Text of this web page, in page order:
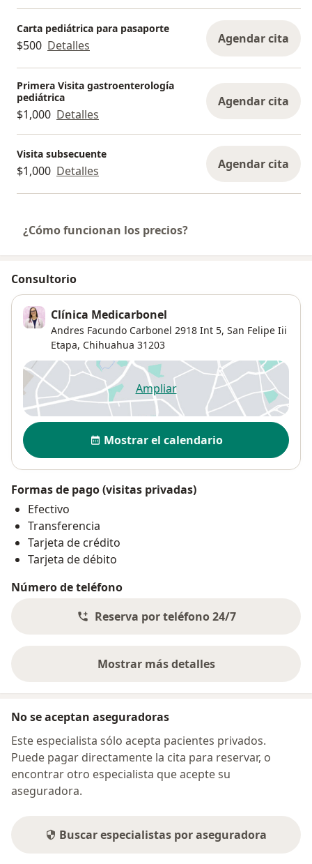
Carta pediátrica para pasaporte
$500 Detalles Agendar cita
Primera Visita gastroenterología
pediátrica
$1,000 Detalles
Agendar cita
Visita subsecuente
$1,000 Detalles Agendar cita
¿Cómo funcionan los precios?
Consultorio
Clínica Medicarbonel
Andres Facundo Carbonel 2918 Int 5, San Felipe Iii
Etapa, Chihuahua 31203
Ampliarse abre en una nueva
Disponibilidad
Mostrar el calendario
Formas de pago (visitas privadas)
Efectivo
Transferencia
Tarjeta de crédito
Tarjeta de débito
Número de teléfono
Reserva por teléfono 24/7
Mostrar más detalles
sobre la dirección
No se aceptan aseguradoras
Este especialista sólo acepta pacientes privados.
Puede pagar directamente la cita para reservar, o
encontrar otro especialista que acepte su
aseguradora.
Buscar especialistas por aseguradora